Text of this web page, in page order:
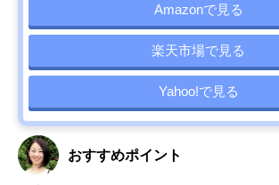
Amazonで見る
楽天市場で見る
Yahoo!で見る
おすすめポイント